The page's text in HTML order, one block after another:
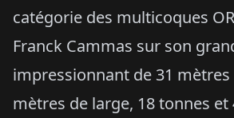
catégorie des multicoques
Franck Cammas sur son
impressionnant de 31 mètres
mètres de large, 18 tonnes et